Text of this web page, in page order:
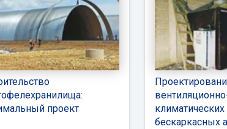
проект
бескаркасных